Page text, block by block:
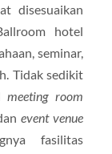
disesuaikan
hotel
seminar,
Tidak sedikit
meeting room
event venue
fasilitas